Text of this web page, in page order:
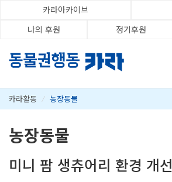
카라아카이브
나의 후원
정기후원
카라활동 / 농장동물
농장동물
미니 팜 생츄어리 환경 개선